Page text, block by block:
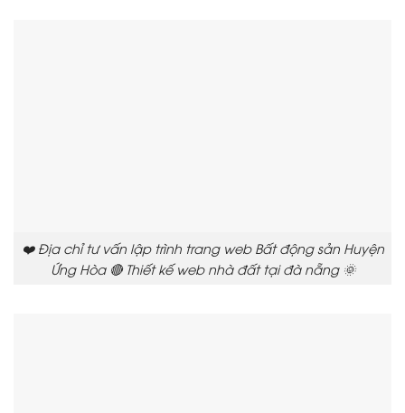
❤️ Địa chỉ tư vấn lập trình trang web Bất động sản Huyện
Ứng Hòa 🔴 Thiết kế web nhà đất tại đà nẵng 🌞